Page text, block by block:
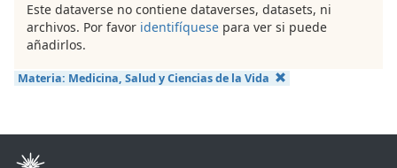
Este dataverse no contiene dataverses, datasets, ni
archivos. Por favor identifíquese para ver si puede
añadirlos.
Materia: Medicina, Salud y Ciencias de la Vida